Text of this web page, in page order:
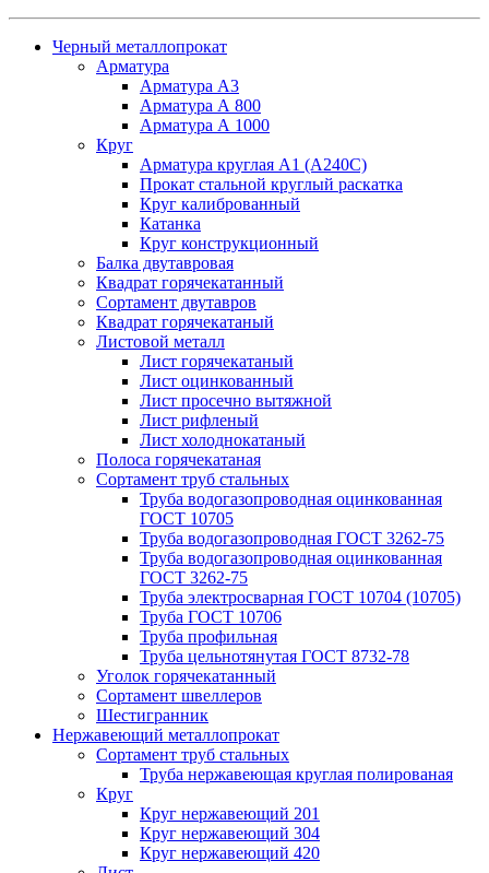
Черный металлопрокат
Арматура
Арматура А3
Арматура А 800
Арматура А 1000
Круг
Арматура круглая А1 (А240C)
Прокат стальной круглый раскатка
Круг калиброванный
Катанка
Круг конструкционный
Балка двутавровая
Квадрат горячекатанный
Сортамент двутавров
Квадрат горячекатаный
Листовой металл
Лист горячекатаный
Лист оцинкованный
Лист просечно вытяжной
Лист рифленый
Лист холоднокатаный
Полоса горячекатаная
Сортамент труб стальных
Труба водогазопроводная оцинкованная
ГОСТ 10705
Труба водогазопроводная ГОСТ 3262-75
Труба водогазопроводная оцинкованная
ГОСТ 3262-75
Труба электросварная ГОСТ 10704 (10705)
Труба ГОСТ 10706
Труба профильная
Труба цельнотянутая ГОСТ 8732-78
Уголок горячекатанный
Сортамент швеллеров
Шестигранник
Нержавеющий металлопрокат
Сортамент труб стальных
Труба нержавеющая круглая полированая
Круг
Круг нержавеющий 201
Круг нержавеющий 304
Круг нержавеющий 420